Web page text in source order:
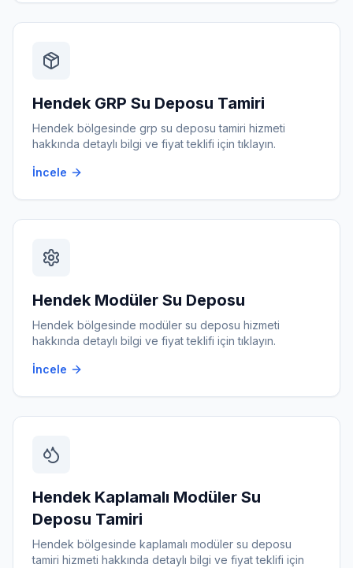
Hendek GRP Su Deposu Tamiri
Hendek bölgesinde grp su deposu tamiri hizmeti
hakkında detaylı bilgi ve fiyat teklifi için tıklayın.
İncele
Hendek Modüler Su Deposu
Hendek bölgesinde modüler su deposu hizmeti
hakkında detaylı bilgi ve fiyat teklifi için tıklayın.
İncele
Hendek Kaplamalı Modüler Su
Deposu Tamiri
Hendek bölgesinde kaplamalı modüler su deposu
tamiri hizmeti hakkında detaylı bilgi ve fiyat teklifi için